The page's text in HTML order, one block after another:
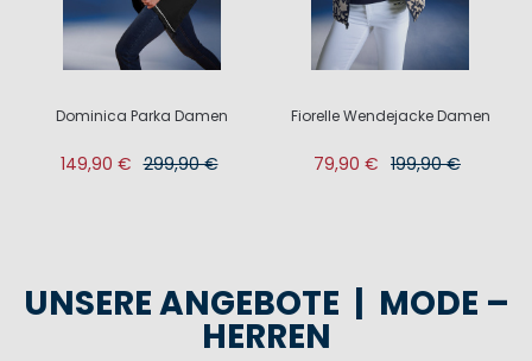
Dominica Parka Damen
149,90 € 299,90 €
Fiorelle Wendejacke Damen
79,90 € 199,90 €
UNSERE ANGEBOTE | MODE –
HERREN